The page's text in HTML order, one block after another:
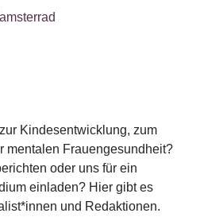
Kindesentwicklung, zum
mentalen Frauengesundheit?
oder uns für ein
einladen? Hier gibt es
und Redaktionen.